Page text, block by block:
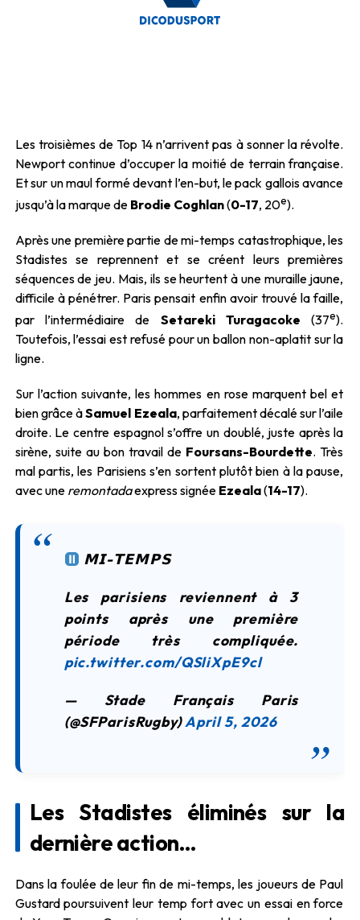
Les troisièmes de Top 14 n’arrivent pas à sonner la révolte.
Newport continue d’occuper la moitié de terrain française.
Et sur un maul formé devant l’en-but, le pack gallois avance
jusqu’à la marque de Brodie Coghlan(0-17, 20e).
Après une première partie de mi-temps catastrophique, les
Stadistes se reprennent et se créent leurs premières
séquences de jeu. Mais, ils se heurtent à une muraille jaune,
difficile à pénétrer. Paris pensait enfin avoir trouvé la faille,
par l’intermédiaire de Setareki Turagacoke(37e).
Toutefois, l’essai est refusé pour un ballon non-aplatit sur la
ligne.
Sur l’action suivante, les hommes en rose marquent bel et
bien grâce àSamuel Ezeala, parfaitement décalé sur l’aile
droite. Le centre espagnol s’offre un doublé, juste après la
sirène, suite au bon travail de Foursans-Bourdette. Très
mal partis, les Parisiens s’en sortent plutôt bien à la pause,
avec une remontadaexpress signée Ezeala(14-17).
𝗠𝗜-𝗧𝗘𝗠𝗣𝗦
Les parisiens reviennent à 3
points après une première
période très compliquée.
pic.twitter.com/QSliXpE9cl
— Stade Français Paris
(@SFParisRugby)April 5, 2026
Les Stadistes éliminés sur la
dernière action…
Dans la foulée de leur fin de mi-temps, les joueurs de Paul
Gustard poursuivent leur temp fort avec un essai en force